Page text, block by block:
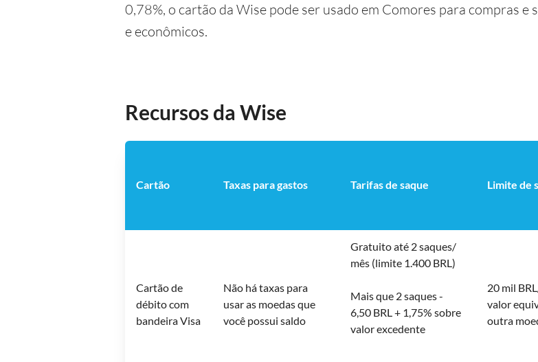
0,78%, o cartão da Wise pode ser usado em Comores para compras e
e econômicos.
Recursos da Wise
Cartão Taxas para gastos Tarifas de saque Limite de
Cartão de
débito com
bandeira Visa
Não há taxas para
usar as moedas que
você possui saldo
Gratuito até 2 saques/
mês (limite 1.400 BRL)
Mais que 2 saques -
6,50 BRL + 1,75% sobre
valor excedente
20 mil
valor
outra